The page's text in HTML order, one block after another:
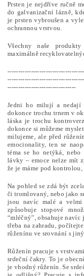
Prsten je nejdříve ručně
do galvanizační lázně,
je prsten vybroušen a
ochrannou vrstvou.
Všechny naše
maximálně
--------------------------------
Jedni ho milují a nedají
dokonce trochu trnem v
láska je trochu
dokonce si můžeme
milujeme, ale před
emocionality, ten se
téma se ho netýká, nebo
lávky – emoce nelze mít
že je máme pod kontrolou,
Na pohled se zdá být
či tromlovaný, nebo jako
jsou navíc malé a velmi
způsobuje stopové
“mléčný”, obsahuje
třeba na zahradu,
růženínu ve srovnání s
Růženín pracuje s
srdeční čakry. To je
je vhodný růženín. Se